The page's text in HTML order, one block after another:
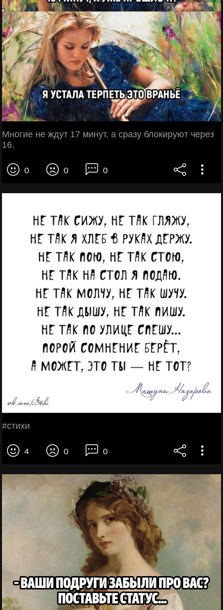
Многие не ждут 17 минут, а сразу блокируют через
16.
0 0 0
#стихи
4 0 0